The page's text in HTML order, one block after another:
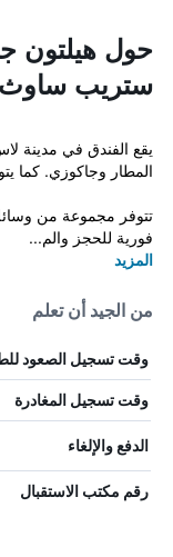
حول هيلتون
ستريب ساوث
يقع الفندق في مدينة
المطار وجاكوزي. كما
تتوفر مجموعة من
فورية للحجز والم...
المزيد
من الجيد أن تعلم
وقت تسجيل الصعود
وقت تسجيل المغادرة
الدفع والإلغاء
رقم مكتب الاستقبال